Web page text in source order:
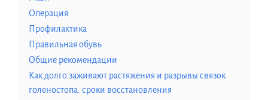
Операция
Профилактика
Правильная обувь
Общие рекомендации
Как долго заживают растяжения и разрывы связок
голеностопа: сроки восстановления